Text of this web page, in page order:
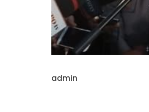
admin